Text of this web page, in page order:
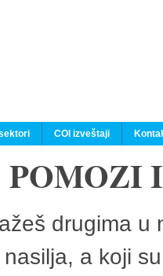
COI izveštaji
POMOZI
drugima
a koji